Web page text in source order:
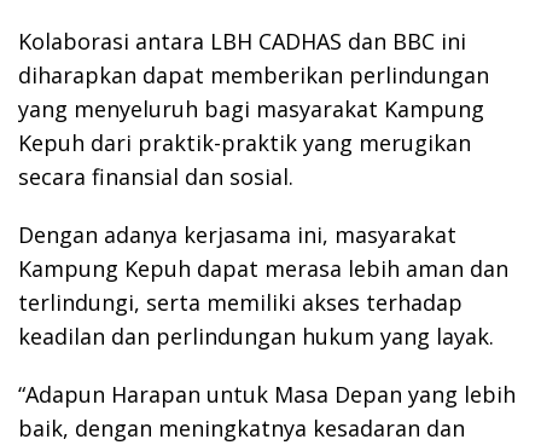
Kolaborasi antara LBH CADHAS dan BBC ini
diharapkan dapat memberikan perlindungan
yang menyeluruh bagi masyarakat Kampung
Kepuh dari praktik-praktik yang merugikan
secara finansial dan sosial.
Dengan adanya kerjasama ini, masyarakat
Kampung Kepuh dapat merasa lebih aman dan
terlindungi, serta memiliki akses terhadap
keadilan dan perlindungan hukum yang layak.
“Adapun Harapan untuk Masa Depan yang lebih
baik, dengan meningkatnya kesadaran dan